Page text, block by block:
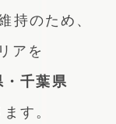
持のため、
アを
・千葉県
す。